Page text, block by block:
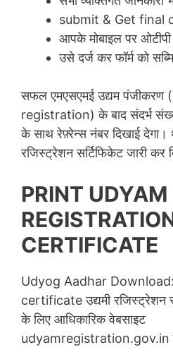
submit & Get final
आपके मोबाइल पर
उसे दर्ज कर फॉर्म को
सफल एमएसएमई उद्यम
registration) के बाद संदर्भ
के साथ रेफ़्रेन्स नंबर दिखाई देगा।
रजिस्ट्रेशन सर्टिफिकेट जारी कर
PRINT UDYAM
CERTIFICATE
Udyog Aadhar
certificate उद्यमी रजिस्ट्रेशन
के लिए आधिकारिक वेबसाइट
udyamregistration.gov.in